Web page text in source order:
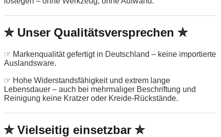
✮ Unser Qualitätsversprechen ✮
☞ Markenqualität gefertigt in Deutschland – keine importierte
Auslandsware.
☞ Hohe Widerstandsfähigkeit und extrem lange
Lebensdauer – auch bei mehrmaliger Beschriftung und
Reinigung keine Kratzer oder Kreide-Rückstände.
✮ Vielseitig einsetzbar ✮